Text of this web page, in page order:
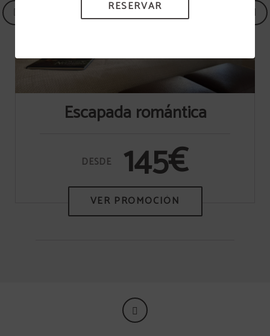
Escapada romántica
145€
RESERVAR